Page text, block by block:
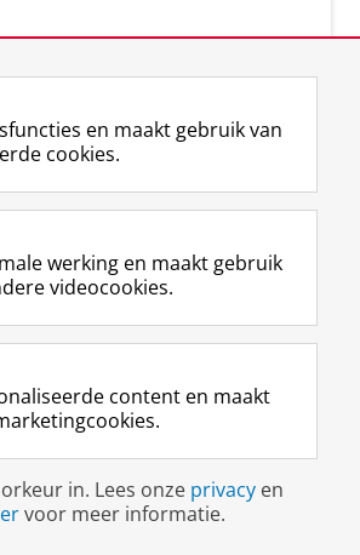
vertalen onze experts hun
kennis naar
i
d
I
Copyright
Inloggen
en maakt gebruik van
cookies.
werking en maakt gebruik
videocookies.
content en maakt
in. Lees onze privacy en
voor meer informatie.